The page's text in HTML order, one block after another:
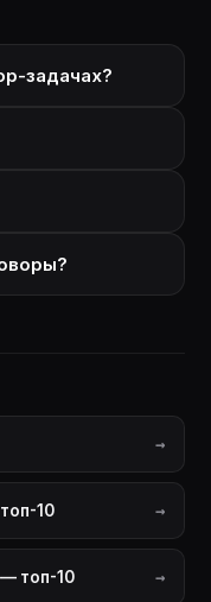
задачах?
10
топ-10